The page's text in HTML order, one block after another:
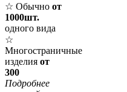
☆ Обычно от
1000шт.
одного вида
☆
Многостраничные
изделия от
300
Подробнее